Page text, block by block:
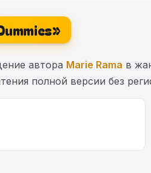
автора Marie Rama в
полной версии без